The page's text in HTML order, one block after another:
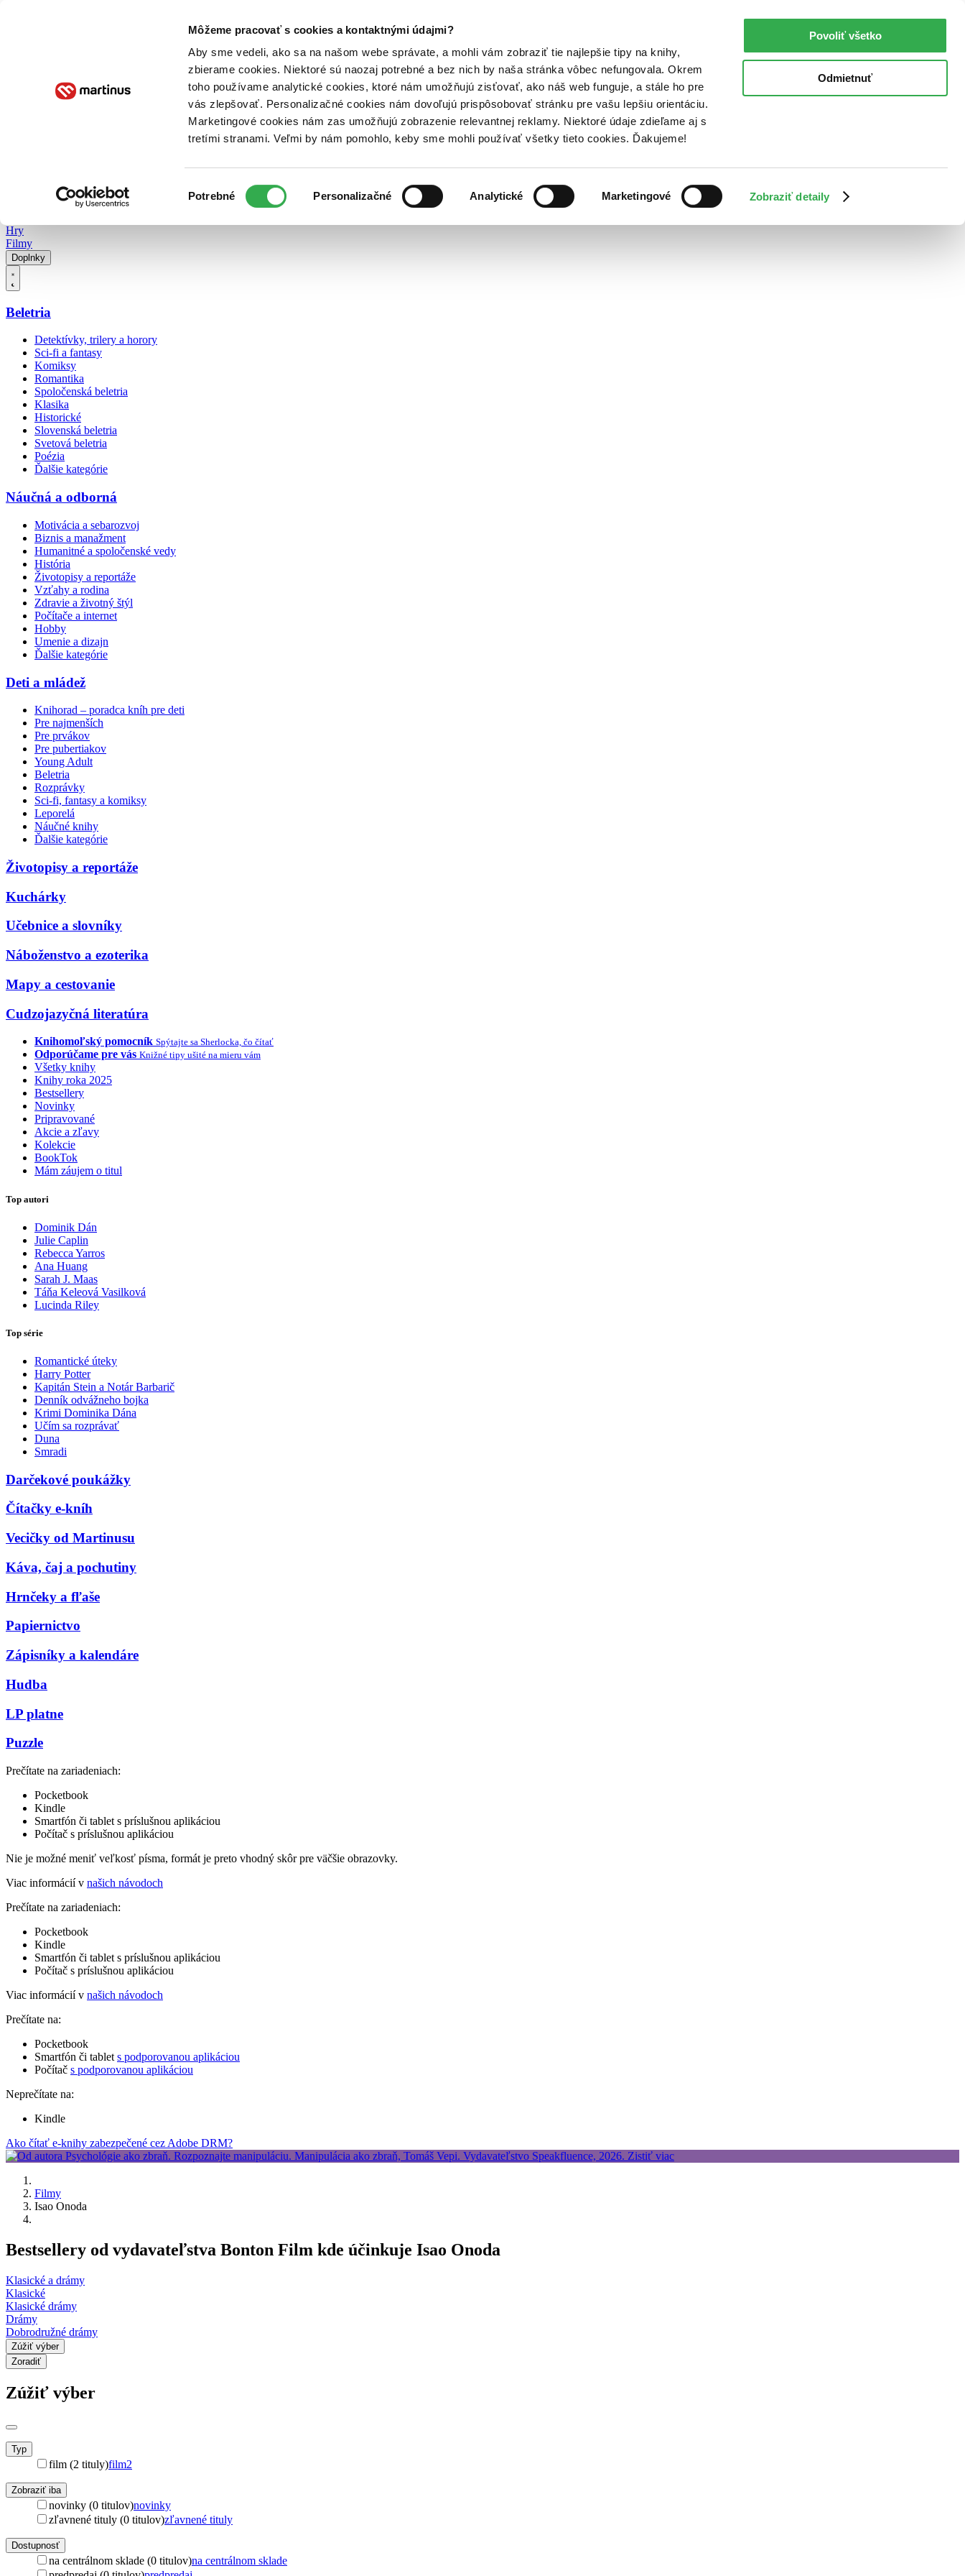
Môžeme pracovať s cookies a kontaktnými údajmi?
Aby sme vedeli, ako sa na našom webe správate, a mohli vám zobraziť tie najlepšie tipy na knihy,
zbierame cookies. Niektoré sú naozaj potrebné a bez nich by naša stránka vôbec nefungovala. Okrem
toho používame analytické cookies, ktoré nám umožňujú zisťovať, ako náš web funguje, a stále ho pre
vás zlepšovať. Personalizačné cookies nám dovoľujú prispôsobovať stránku pre vašu lepšiu orientáciu.
Marketingové cookies nám zas umožňujú zobrazenie relevantnej reklamy. Niektoré údaje zdieľame aj s
tretími stranami. Veľmi by nám pomohlo, keby sme mohli používať všetky tieto cookies. Ďakujeme!
súhlasu
Potrebné Personalizačné Analytické Marketingové Zobraziť detaily
Povoliť všetko
Odmietnuť
Poukážky Kontakt
Hry
Filmy
Doplnky
Beletria
Detektívky, trilery a horory
Sci-fi a fantasy
Komiksy
Romantika
Spoločenská beletria
Klasika
Historické
Slovenská beletria
Svetová beletria
Poézia
Ďalšie kategórie
Náučná a odborná
Motivácia a sebarozvoj
Biznis a manažment
Humanitné a spoločenské vedy
História
Životopisy a reportáže
Vzťahy a rodina
Zdravie a životný štýl
Počítače a internet
Hobby
Umenie a dizajn
Ďalšie kategórie
Deti a mládež
Knihorad – poradca kníh pre deti
Pre najmenších
Pre prvákov
Pre pubertiakov
Young Adult
Beletria
Rozprávky
Sci-fi, fantasy a komiksy
Leporelá
Náučné knihy
Ďalšie kategórie
Životopisy a reportáže
Kuchárky
Učebnice a slovníky
Náboženstvo a ezoterika
Mapy a cestovanie
Cudzojazyčná literatúra
Knihomoľský pomocník Spýtajte sa Sherlocka, čo čítať
Odporúčame pre vás Knižné tipy ušité na mieru vám
Všetky knihy
Knihy roka 2025
Bestsellery
Novinky
Pripravované
Akcie a zľavy
Kolekcie
BookTok
Mám záujem o titul
Top autori
Dominik Dán
Julie Caplin
Rebecca Yarros
Ana Huang
Sarah J. Maas
Táňa Keleová Vasilková
Lucinda Riley
Top série
Romantické úteky
Harry Potter
Kapitán Stein a Notár Barbarič
Denník odvážneho bojka
Krimi Dominika Dána
Učím sa rozprávať
Duna
Smradi
Darčekové poukážky
Čítačky e-kníh
Vecičky od Martinusu
Káva, čaj a pochutiny
Hrnčeky a fľaše
Papiernictvo
Zápisníky a kalendáre
Hudba
LP platne
Puzzle
Prečítate na zariadeniach:
Pocketbook
Kindle
Smartfón či tablet s príslušnou aplikáciou
Počítač s príslušnou aplikáciou
Nie je možné meniť veľkosť písma, formát je preto vhodný skôr pre väčšie obrazovky.
Viac informácií v našich návodoch
Prečítate na zariadeniach:
Pocketbook
Kindle
Smartfón či tablet s príslušnou aplikáciou
Počítač s príslušnou aplikáciou
Viac informácií v našich návodoch
Prečítate na:
Pocketbook
Smartfón či tablet s podporovanou aplikáciou
Počítač s podporovanou aplikáciou
Neprečítate na:
Kindle
Ako čítať e-knihy zabezpečené cez Adobe DRM?
Filmy
Isao Onoda
Bestsellery od vydavateľstva Bonton Film kde účinkuje Isao Onoda
Klasické a drámy
Klasické
Klasické drámy
Drámy
Dobrodružné drámy
Zúžiť výber
Zoradiť
Zúžiť výber
Typ
film (2 tituly)film2
Zobraziť iba
novinky (0 titulov)novinky
zľavnené tituly (0 titulov)zľavnené tituly
Dostupnosť
na centrálnom sklade (0 titulov)na centrálnom sklade